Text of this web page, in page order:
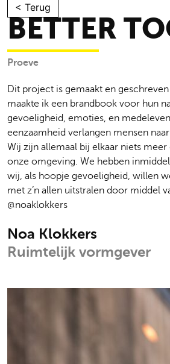
Skip
to
content
< Terug
BETTER
Proeve
Dit project is gemaakt en
maakte ik een brandbook voor hun
gevoeligheid, emoties, en
eenzaamheid verlangen mensen
Wij zijn allemaal bij elkaar niets
onze omgeving. We hebben
wij, als hoopje gevoeligheid, willen
met z’n allen uitstralen door middel
@noaklokkers
Noa Klokkers
Ruimtelijk vormgever